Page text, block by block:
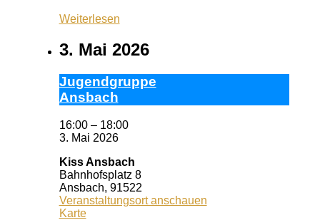
Weiterlesen
3. Mai 2026
Ju­gend­grup­pe
Ans­bach
16:00 – 18:00
3. Mai 2026
Kiss Ansbach
Bahnhofsplatz 8
Ansbach, 91522
Veranstaltungsort anschauen
KarteKiss